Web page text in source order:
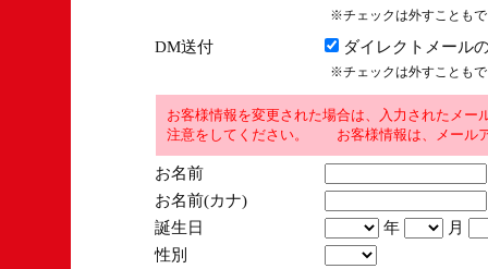
※チェックは外すことも
DM送付 ダイレクトメール
※チェックは外すことも
お客様情報を変更された場合は、入力されたメ
注意をしてください。 お客様情報は、メール
お名前
お名前(カナ)
誕生日
年
月
性別